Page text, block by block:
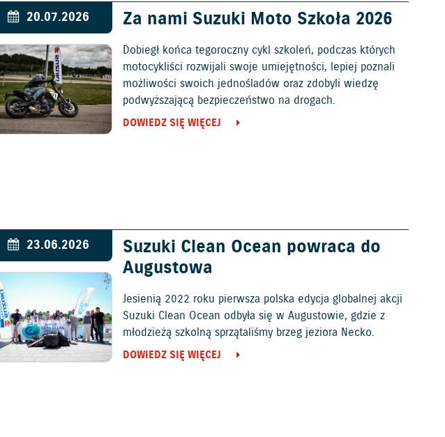
20.07.2026 Za nami Suzuki Moto Szkoła 2026
Dobiegł końca tegoroczny cykl szkoleń, podczas których
motocykliści rozwijali swoje umiejętności, lepiej poznali
możliwości swoich jednośladów oraz zdobyli wiedzę
podwyższającą bezpieczeństwo na drogach.
DOWIEDZ SIĘ WIĘCEJ
23.06.2026
Suzuki Clean Ocean powraca do
Augustowa
Jesienią 2022 roku pierwsza polska edycja globalnej akcji
Suzuki Clean Ocean odbyła się w Augustowie, gdzie z
młodzieżą szkolną sprzątaliśmy brzeg jeziora Necko.
DOWIEDZ SIĘ WIĘCEJ